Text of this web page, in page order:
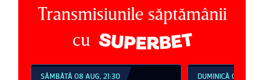
Transmisiunile săptămânii
cu
SÂMBĂTĂ 08 AUG, 21:30 DUMINICĂ 09 AUG,